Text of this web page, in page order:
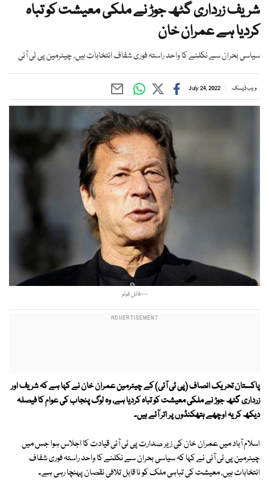
شریف زرداری گٹھ جوڑ نے ملکی معیشت کو تباہ
کردیا ہے عمران خان
سیاسی بحران سے نکلنے کا واحد راستہ فوری شفاف انتخابات ہیں، چیئرمین پی ٹی آئی
ویب ڈیسک July 24, 2022
—فائل فوٹو
پاکستان تحریک انصاف (پی ٹی آئی) کے چیئرمین عمران خان نے کہا ہے کہ شریف اور
زرداری گٹھ جوڑ نے ملکی معیشت کو تباہ کردیا ہے، وہ لوگ پنجاب کی عوام کا فیصلہ
دیکھ کر یہ اوچھے ہتھکنڈوں پر اتر آئے ہیں۔
اسلام آباد میں عمران خان کی زیر صدارت پی ٹی آئی قیادت کا اجلاس ہوا جس میں
چیئرمین پی ٹی آئی نے کہا کہ سیاسی بحران سے نکلنے کا واحد راستہ فوری شفاف
انتخابات ہیں، معیشت کی تباہی ملک کو نا قابل تلافی نقصان پہنچا رہی ہے۔